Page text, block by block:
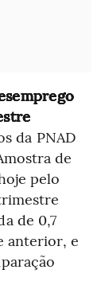
da PNAD
de
pelo
de 0,7
anterior, e